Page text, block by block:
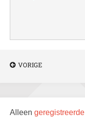
VORIGE
Alleen geregistreerde